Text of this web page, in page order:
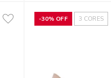
-30% OFF 3 CORES